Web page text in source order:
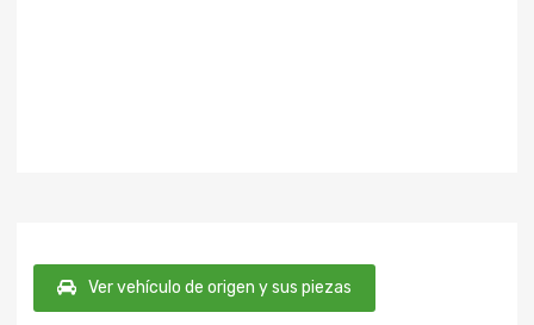
Ver vehículo de origen y sus piezas